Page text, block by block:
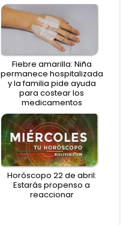
Fiebre amarilla: Niña
permanece hospitalizada
y la familia pide ayuda
para costear los
medicamentos
Horóscopo 22 de abril:
Estarás propenso a
reaccionar